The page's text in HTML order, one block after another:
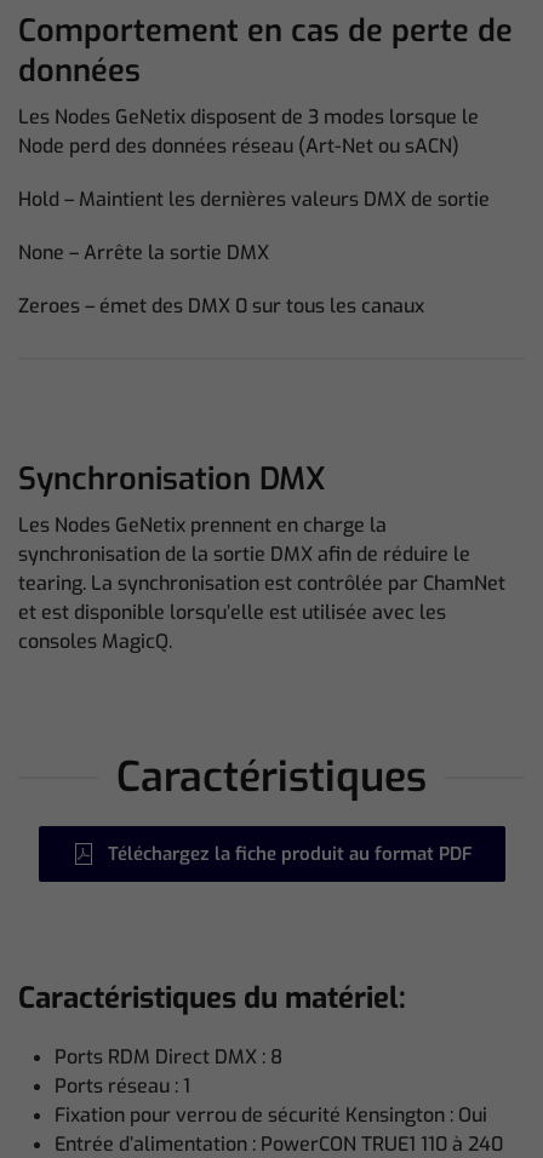
Comportement en cas de perte de
données
Les Nodes GeNetix disposent de 3 modes lorsque le
Node perd des données réseau (Art-Net ou sACN)
Hold – Maintient les dernières valeurs DMX de sortie
None – Arrête la sortie DMX
Zeroes – émet des DMX 0 sur tous les canaux
Synchronisation DMX
Les Nodes GeNetix prennent en charge la
synchronisation de la sortie DMX afin de réduire le
tearing. La synchronisation est contrôlée par ChamNet
et est disponible lorsqu’elle est utilisée avec les
consoles MagicQ.
Caractéristiques
Téléchargez la fiche produit au format PDF
Caractéristiques du matériel:
Ports RDM Direct DMX : 8
Ports réseau : 1
Fixation pour verrou de sécurité Kensington : Oui
Entrée d’alimentation : PowerCON TRUE1 110 à 240